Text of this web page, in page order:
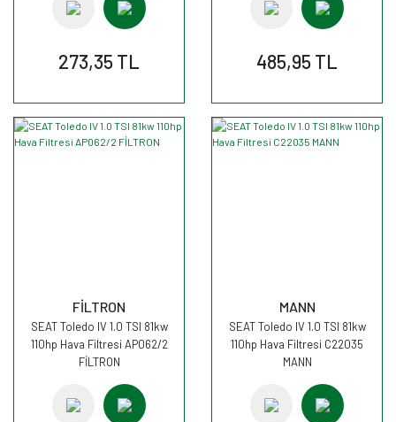
273,35 TL 485,95 TL
FİLTRON
SEAT Toledo IV 1.0 TSI 81kw
110hp Hava Filtresi AP062/2
FİLTRON
MANN
SEAT Toledo IV 1.0 TSI 81kw
110hp Hava Filtresi C22035
MANN